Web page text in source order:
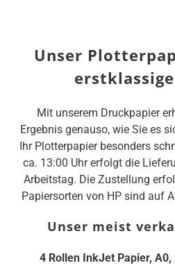
Unser
Mit unserem Druckpapier
Ergebnis genauso, wie Sie es
Ihr Plotterpapier besonders
ca. 13:00 Uhr erfolgt die
Arbeitstag. Die Zustellung
Papiersorten von HP sind auf
Unser meist
4 Rollen InkJet Papier,